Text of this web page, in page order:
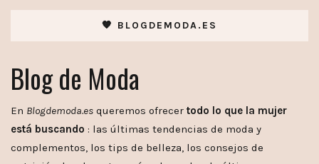
🧡 BLOGDEMODA.ES
Blog de Moda
En Blogdemoda.es queremos ofrecer todo lo que la mujer
está buscando : las últimas tendencias de moda y
complementos, los tips de belleza, los consejos de